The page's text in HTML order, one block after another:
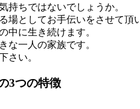
持ちではないでしょうか。
場としてお手伝いをさせて頂
中に生き続けます。
な一人の家族です。
さい。
3つの特徴